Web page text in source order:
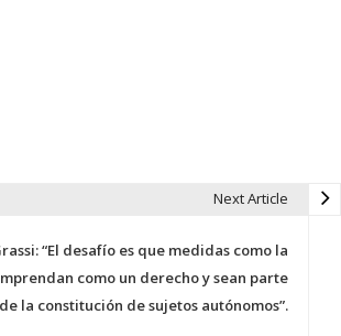
Next Article
“El desafío es que medidas como la
como un derecho y sean parte
de la constitución de sujetos autónomos”.